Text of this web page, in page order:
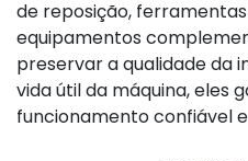
de reposição,
equipamentos
preservar a qualidade da
vida útil da máquina, eles
funcionamento confiável